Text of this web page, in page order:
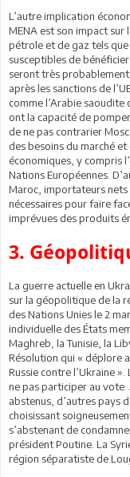
L’autre implication
MENA est son impact sur
pétrole et de gaz tels
susceptibles de
seront très probablement
après les sanctions de
comme l’Arabie saoudite
ont la capacité de
de ne pas contrarier
des besoins du marché
économiques, y compris
Nations Européennes.
Maroc, importateurs
nécessaires pour faire
imprévues des produits
3.
La guerre actuelle en
sur la géopolitique de la
des Nations Unies le 2
individuelle des États
Maghreb, la Tunisie, la
Résolution qui « déplore
Russie contre l’Ukraine
ne pas participer au vote.
abstenus, d’autres pays
choisissant
s’abstenant de
président Poutine. La
région séparatiste de